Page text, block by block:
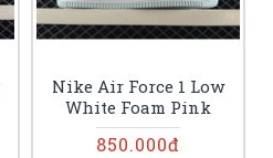
Nike Air Force 1 Low
White Foam Pink
850.000đ